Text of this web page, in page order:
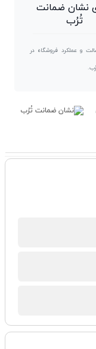
نشان ضمانت
تُرُب
و عملکرد فروشگاه در